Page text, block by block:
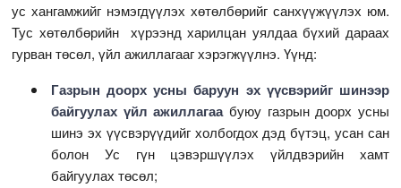
ус хангамжийг нэмэгдүүлэх хөтөлбөрийг санхүүжүүлэх юм.
Тус хөтөлбөрийн хүрээнд харилцан уялдаа бүхий дараах
гурван төсөл, үйл ажиллагааг хэрэгжүүлнэ. Үүнд:
Газрын доорх усны баруун эх үүсвэрийг шинээр
байгуулах үйл ажиллагаабуюу газрын доорх усны
шинэ эх үүсвэрүүдийг холбогдох дэд бүтэц, усан сан
болон Ус гүн цэвэршүүлэх үйлдвэрийн хамт
байгуулах төсөл;